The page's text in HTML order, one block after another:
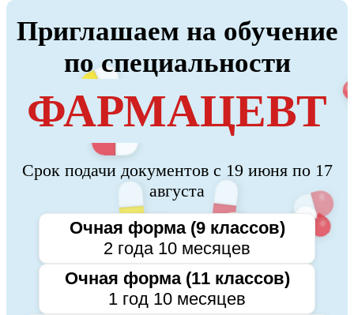
Приглашаем на обучение
по специальности
ФАРМАЦЕВТ
Срок подачи документов с 19 июня по 17
августа
Очная форма (9 классов)
2 года 10 месяцев
Очная форма (11 классов)
1 год 10 месяцев